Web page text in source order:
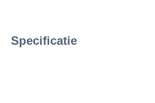
Specificatie